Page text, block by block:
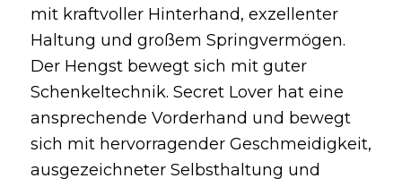
mit kraftvoller Hinterhand, exzellenter
Haltung und großem Springvermögen.
Der Hengst bewegt sich mit guter
Schenkeltechnik. Secret Lover hat eine
ansprechende Vorderhand und bewegt
sich mit hervorragender Geschmeidigkeit,
ausgezeichneter Selbsthaltung und